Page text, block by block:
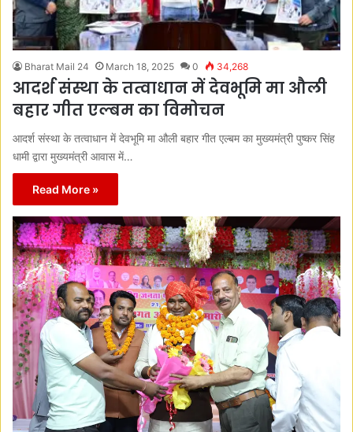
Bharat Mail 24 March 18, 2025 0 34,268
आदर्श संस्था के तत्वाधान में देवभूमि मा औली
बहार गीत एल्बम का विमोचन
आदर्श संस्था के तत्वाधान में देवभूमि मा औली बहार गीत एल्बम का मुख्यमंत्री पुष्कर सिंह
धामी द्वारा मुख्यमंत्री आवास में…
Read More »